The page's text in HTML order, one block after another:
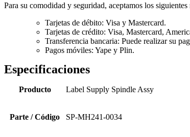
Para su comodidad y seguridad, aceptamos los
Tarjetas de débito: Visa y Mastercard.
Tarjetas de crédito: Visa, Mastercard,
Transferencia bancaria: Puede realizar su
Pagos móviles: Yape y Plin.
Especificaciones
Producto Label Supply Spindle Assy
Parte / Código SP-MH241-0034